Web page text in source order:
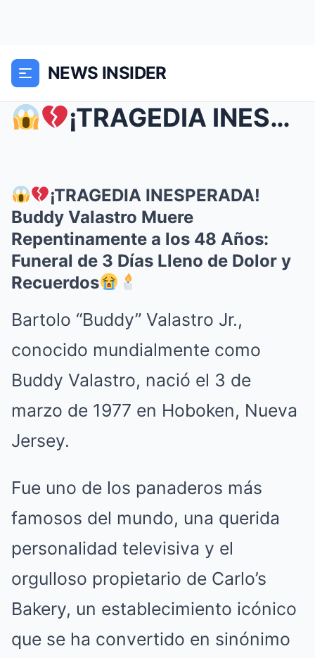
NEWS INSIDER
¡TRAGEDIA INESPERADA! Buddy Valastro Muere Repen...
¡TRAGEDIA INESPERADA!
Buddy Valastro Muere
Repentinamente a los 48 Años:
Funeral de 3 Días Lleno de Dolor y
Recuerdos
Bartolo “Buddy” Valastro Jr.,
conocido mundialmente como
Buddy Valastro, nació el 3 de
marzo de 1977 en Hoboken, Nueva
Jersey.
Fue uno de los panaderos más
famosos del mundo, una querida
personalidad televisiva y el
orgulloso propietario de Carlo’s
Bakery, un establecimiento icónico
que se ha convertido en sinónimo